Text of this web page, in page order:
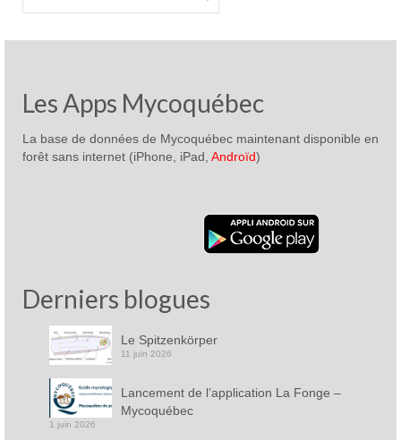
Les Apps Mycoquébec
La base de données de Mycoquébec maintenant disponible en
forêt sans internet (iPhone, iPad, Androïd)
Derniers blogues
Le Spitzenkörper
11 juin 2026
Lancement de l’application La Fonge –
Mycoquébec
1 juin 2026